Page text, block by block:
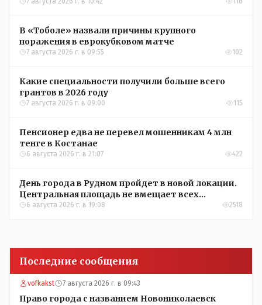
В «Тоболе» назвали причины крупного
поражения в еврокубковом матче
7 августа 2026 г. в 09:55 102
Какие специальности получили больше всего
грантов в 2026 году
7 августа 2026 г. в 09:00 115
Пенсионер едва не перевел мошенникам 4 млн
тенге в Костанае
6 августа 2026 г. в 21:07 422
День города в Рудном пройдет в новой локации.
Центральная площадь не вмещает всех
желающих
6 августа 2026 г. в 19:08 2518
Последние сообщения
vofkakst 7 августа 2026 г. в 09:43
Право города с названием Новониколаевск